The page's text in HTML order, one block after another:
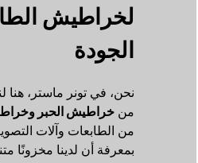
لخراطيش
الجودة
نحن، في تونر ماستر، هنا
من خراطيش الحبر
من الطابعات وآلات
بمعرفة أن لدينا مخزونًا